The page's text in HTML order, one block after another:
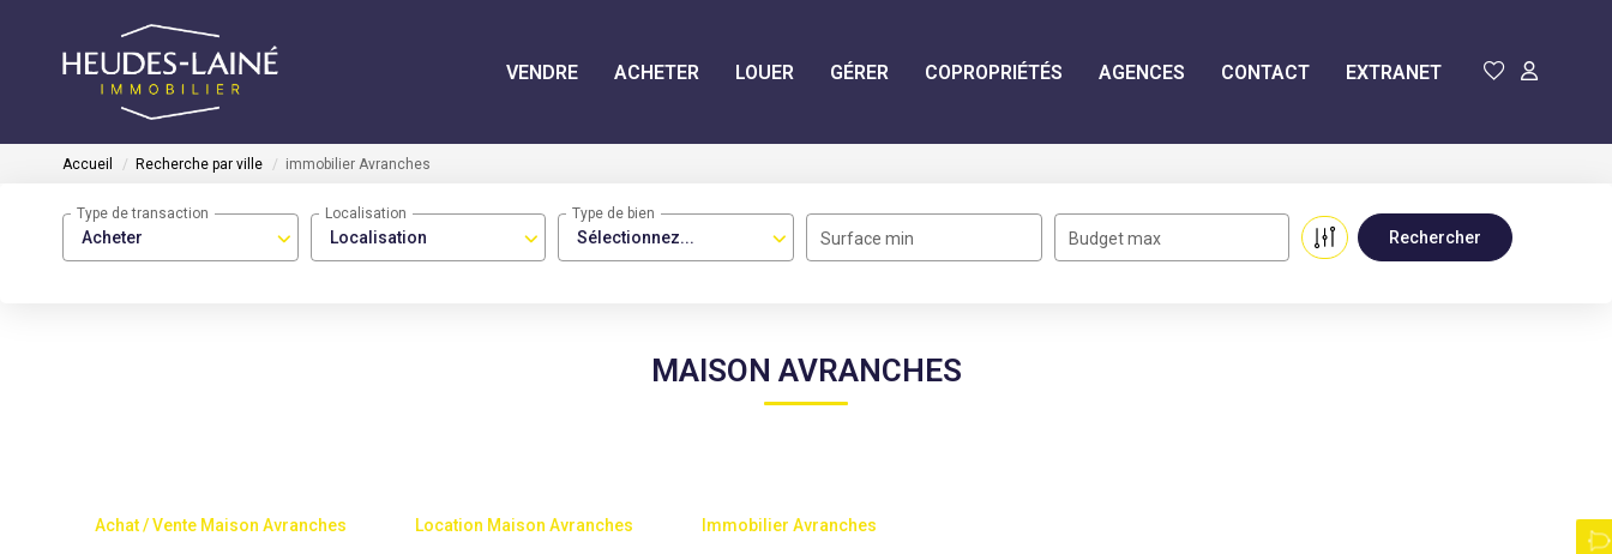
VENDRE ACHETER LOUER GÉRER COPROPRIÉTÉS AGENCES CONTACT EXTRANET
Accueil Recherche par ville immobilier Avranches
Acheter
Type de transaction
Localisation
Localisation
Sélectionnez...
Type de bien
Surface min Budget max
MAISON AVRANCHES
Achat / Vente Maison Avranches Location Maison Avranches Immobilier Avranches